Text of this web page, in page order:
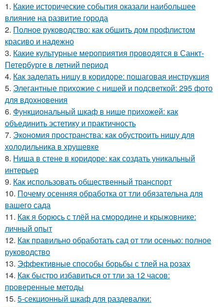
1. Какие исторические события оказали наибольшее
влияние на развитие города
2. Полное руководство: как обшить дом профлистом
красиво и надежно
3. Какие культурные мероприятия проводятся в Санкт-
Петербурге в летний период
4. Как заделать нишу в коридоре: пошаговая инструкция
5. Элегантные прихожие с нишей и подсветкой: 295 фото
для вдохновения
6. Функциональный шкаф в нише прихожей: как
объединить эстетику и практичность
7. Экономия пространства: как обустроить нишу для
холодильника в хрущевке
8. Ниша в стене в коридоре: как создать уникальный
интерьер
9. Как использовать общественный транспорт
10. Почему осенняя обработка от тли обязательна для
вашего сада
11. Как я борюсь с тлёй на смородине и крыжовнике:
личный опыт
12. Как правильно обработать сад от тли осенью: полное
руководство
13. Эффективные способы борьбы с тлей на розах
14. Как быстро избавиться от тли за 12 часов:
проверенные методы
15. 5-секционный шкаф для раздевалки: